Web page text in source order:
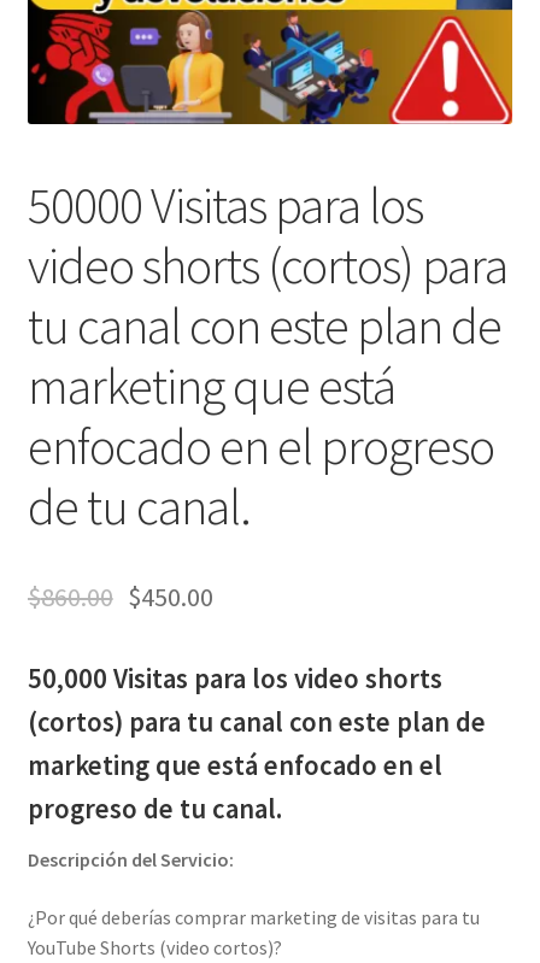
50000 Visitas para los
video shorts (cortos) para
tu canal con este plan de
marketing que está
enfocado en el progreso
de tu canal.
$860.00 $450.00
50,000 Visitas para los video shorts
(cortos) para tu canal con este plan de
marketing que está enfocado en el
progreso de tu canal.
Descripción del Servicio:
¿Por qué deberías comprar marketing de visitas para tu
YouTube Shorts (video cortos)?